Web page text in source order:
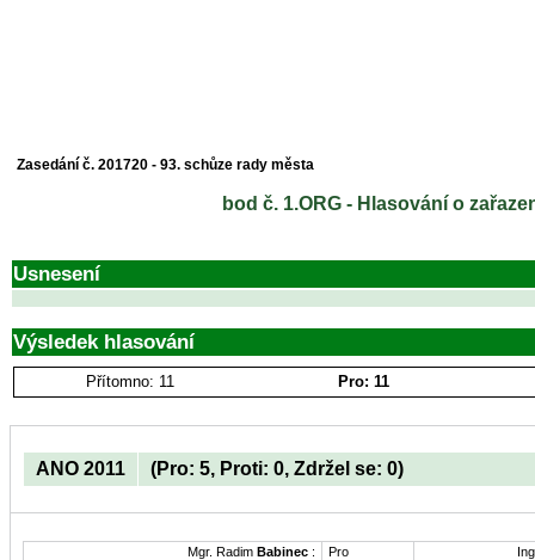
Zasedání č. 201720 - 93. schůze rady města
bod č. 1.ORG - Hlasování o
Usnesení
Výsledek hlasování
Přítomno: 11 Pro: 11
ANO 2011 (Pro: 5, Proti: 0, Zdržel se: 0)
Mgr. Radim Babinec : Pro